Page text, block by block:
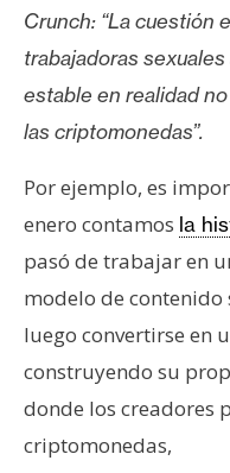
c
i
d
d
Crunch: “La cuestión
trabajadoras
estable en realidad
las criptomonedas”.
Por ejemplo, es
enero contamos la
pasó de trabajar en
modelo de contenido
luego convertirse en
construyendo su
donde los creadores
criptomonedas,